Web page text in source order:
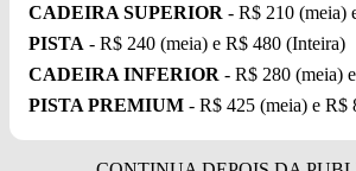
CADEIRA SUPERIOR - R$ 210 (meia)
PISTA - R$ 240 (meia) e R$ 480 (Inteira)
CADEIRA INFERIOR - R$ 280 (meia)
PISTA PREMIUM - R$ 425 (meia) e R$